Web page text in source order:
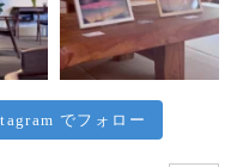
でフォロー